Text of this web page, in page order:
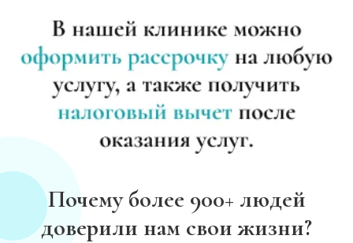
Почему более 900+ людей
доверили нам свои жизни?